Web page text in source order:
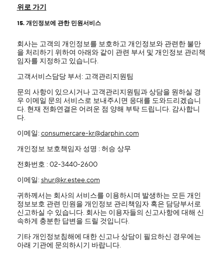
위로 가기
15. 개인정보에 관한 민원서비스
회사는 고객의 개인정보를 보호하고 개인정보와 관련한 불만
을 처리하기 위하여 아래와 같이 관련 부서 및 개인정보 관리책
임자를 지정하고 있습니다.
고객서비스담당 부서: 고객관리지원팀
문의 사항이 있으시거나 고객관리지원팀과 상담을 원하실 경
우 이메일 문의 서비스로 보내주시면 응대를 도와드리겠습니
다. 현재 전화연결은 어려운 점 양해 부탁 드립니다. 감사합니
다.
이메일: consumercare-kr@darphin.com
개인정보 보호책임자 성명 : 허승 상무
전화번호 : 02-3440-2600
이메일: shur@kr.estee.com
귀하께서는 회사의 서비스를 이용하시며 발생하는 모든 개인
정보보호 관련 민원을 개인정보 관리책임자 혹은 담당부서로
신고하실 수 있습니다. 회사는 이용자들의 신고사항에 대해 신
속하게 충분한 답변을 드릴 것입니다.
기타 개인정보침해에 대한 신고나 상담이 필요하신 경우에는
아래 기관에 문의하시기 바랍니다.